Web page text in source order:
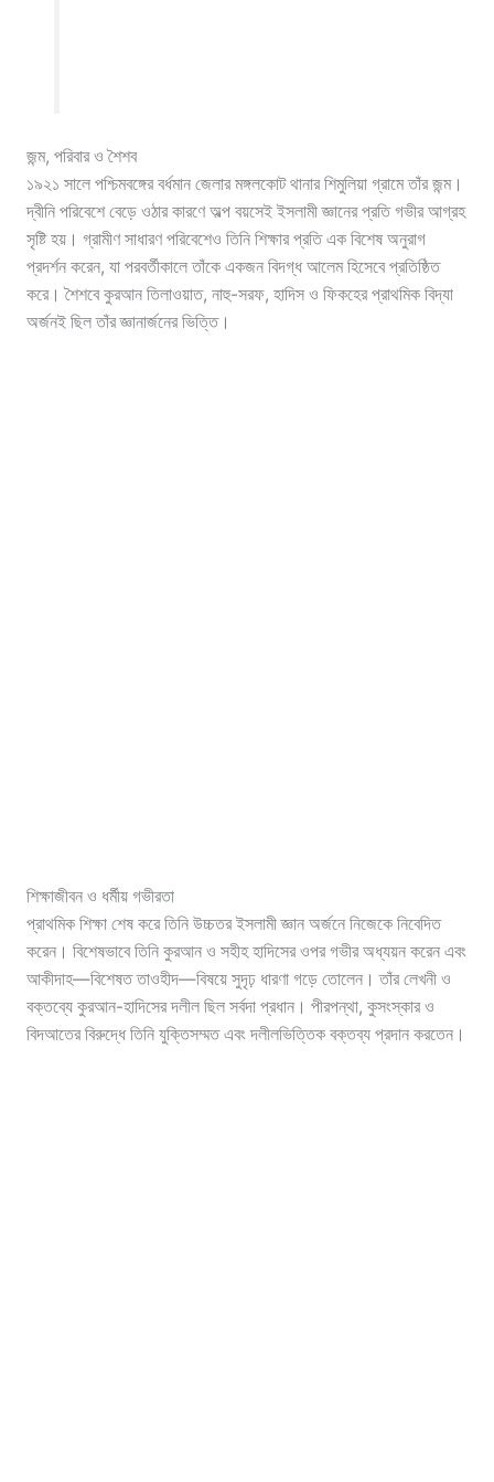
জন্ম, পরিবার ও শৈশব
১৯২১ সালে পশ্চিমবঙ্গের বর্ধমান জেলার মঙ্গলকোট থানার শিমুলিয়া গ্রামে তাঁর জন্ম।
দ্বীনি পরিবেশে বেড়ে ওঠার কারণে অল্প বয়সেই ইসলামী জ্ঞানের প্রতি গভীর আগ্রহ
সৃষ্টি হয়। গ্রামীণ সাধারণ পরিবেশেও তিনি শিক্ষার প্রতি এক বিশেষ অনুরাগ
প্রদর্শন করেন, যা পরবর্তীকালে তাঁকে একজন বিদগ্ধ আলেম হিসেবে প্রতিষ্ঠিত
করে। শৈশবে কুরআন তিলাওয়াত, নাহু-সরফ, হাদিস ও ফিকহের প্রাথমিক বিদ্যা
অর্জনই ছিল তাঁর জ্ঞানার্জনের ভিত্তি।
শিক্ষাজীবন ও ধর্মীয় গভীরতা
প্রাথমিক শিক্ষা শেষ করে তিনি উচ্চতর ইসলামী জ্ঞান অর্জনে নিজেকে নিবেদিত
করেন। বিশেষভাবে তিনি কুরআন ও সহীহ হাদিসের ওপর গভীর অধ্যয়ন করেন এবং
আকীদাহ—বিশেষত তাওহীদ—বিষয়ে সুদৃঢ় ধারণা গড়ে তোলেন। তাঁর লেখনী ও
বক্তব্যে কুরআন-হাদিসের দলীল ছিল সর্বদা প্রধান। পীরপন্থা, কুসংস্কার ও
বিদআতের বিরুদ্ধে তিনি যুক্তিসম্মত এবং দলীলভিত্তিক বক্তব্য প্রদান করতেন।